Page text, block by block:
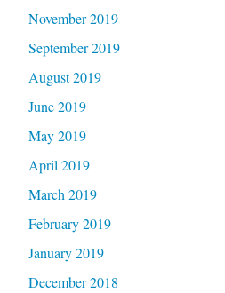
November 2019
September 2019
August 2019
June 2019
May 2019
April 2019
March 2019
February 2019
January 2019
December 2018